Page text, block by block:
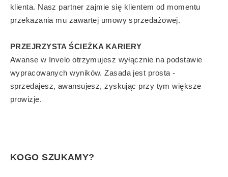
klienta. Nasz partner zajmie się klientem od momentu
przekazania mu zawartej umowy sprzedażowej.
PRZEJRZYSTA ŚCIEŻKA KARIERY
Awanse w Invelo otrzymujesz wyłącznie na podstawie
wypracowanych wyników. Zasada jest prosta -
sprzedajesz, awansujesz, zyskując przy tym większe
prowizje.
KOGO SZUKAMY?